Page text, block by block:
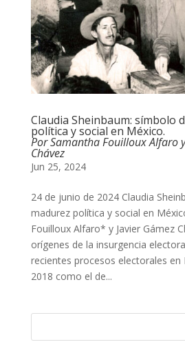
Claudia Sheinbaum: símbolo
política y social en México.
Por Samantha Fouilloux Alfaro
Chávez
Jun 25, 2024
24 de junio de 2024 Claudia
madurez política y social en
Fouilloux Alfaro* y Javier Gámez
orígenes de la insurgencia
recientes procesos electorales
2018 como el de...